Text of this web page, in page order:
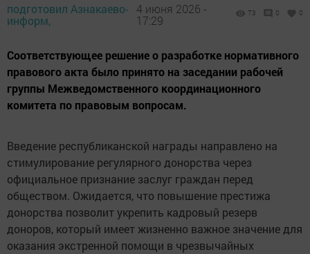
подготовил Азнакаево-
информ,
4 июня 2026 -
17:29
73 0 0
Соответствующее решение о разработке нормативного
правового акта было принято на заседании рабочей
группы Межведомственного координационного
комитета по правовым вопросам.
Введение республиканской награды направлено на
стимулирование регулярного донорства через
официальное признание заслуг граждан перед
обществом. Ожидается, что повышение престижа
донорства позволит укрепить кадровый резерв
доноров, который имеет жизненно важное значение для
оказания экстренной помощи в чрезвычайных